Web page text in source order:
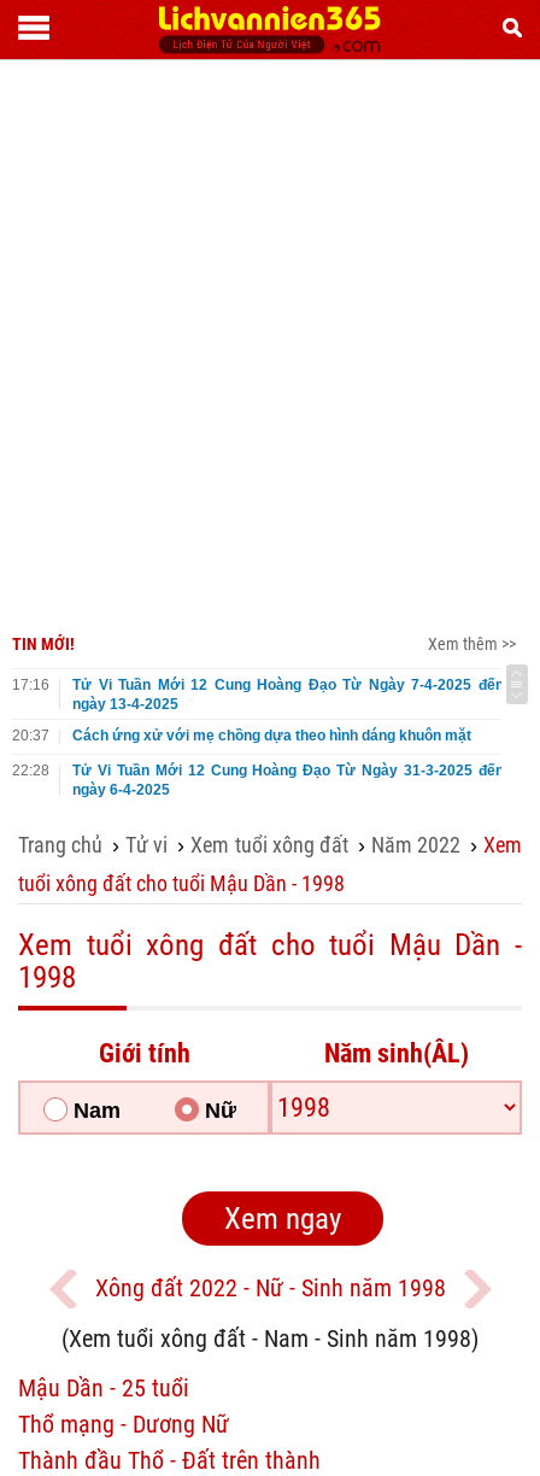
TIN MỚI! Xem thêm >>
17:16
Tử Vi Tuần Mới 12 Cung Hoàng Đạo Từ Ngày 7-4-2025 đến
ngày 13-4-2025
20:37
Cách ứng xử với mẹ chồng dựa theo hình dáng khuôn mặt
22:28
Tử Vi Tuần Mới 12 Cung Hoàng Đạo Từ Ngày 31-3-2025 đến
ngày 6-4-2025
Trang chủ ›Tử vi ›Xem tuổi xông đất › Năm 2022 ›Xem
tuổi xông đất cho tuổi Mậu Dần - 1998
Xem tuổi xông đất cho tuổi Mậu Dần -
1998
Giới tính
Nam Nữ
Năm sinh(ÂL)
Xông đất 2022 - Nữ - Sinh năm 1998
(Xem tuổi xông đất - Nam - Sinh năm 1998)
Mậu Dần - 25 tuổi
Thổ mạng - Dương Nữ
Thành đầu Thổ - Đất trên thành